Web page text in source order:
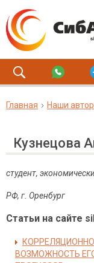
Главная Наши
Кузнецова
студент,
РФ, г. Оренбург
Статьи на сайте
ВОЗМОЖНОСТЬ